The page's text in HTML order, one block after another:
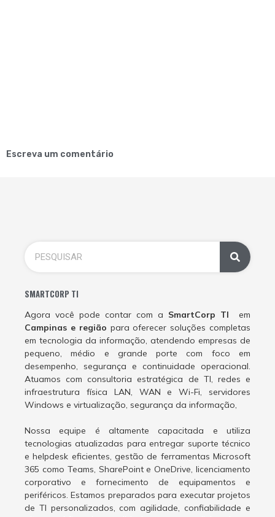
Escreva um comentário
SMARTCORP TI
Agora você pode contar com a SmartCorp TI em
Campinas e região para oferecer soluções completas
em tecnologia da informação, atendendo empresas de
pequeno, médio e grande porte com foco em
desempenho, segurança e continuidade operacional.
Atuamos com consultoria estratégica de TI, redes e
infraestrutura física LAN, WAN e Wi-Fi, servidores
Windows e virtualização, segurança da informação,
Nossa equipe é altamente capacitada e utiliza
tecnologias atualizadas para entregar suporte técnico
e helpdesk eficientes, gestão de ferramentas Microsoft
365 como Teams, SharePoint e OneDrive, licenciamento
corporativo e fornecimento de equipamentos e
periféricos. Estamos preparados para executar projetos
de TI personalizados, com agilidade, confiabilidade e